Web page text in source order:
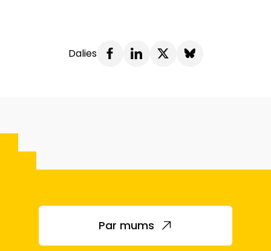
Dalies
Par mums